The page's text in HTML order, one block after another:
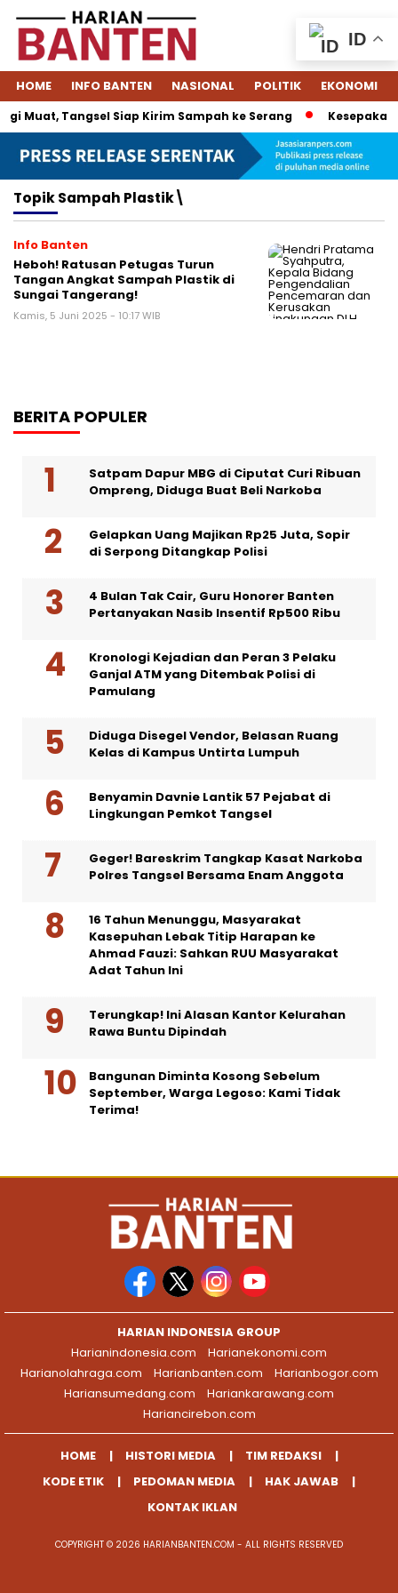
HOME INFO BANTEN NASIONAL POLITIK EKONOMI
Muat, Tangsel Siap Kirim Sampah ke Serang
TopikSampah Plastik\
Info Banten
Heboh! Ratusan Petugas Turun
Tangan Angkat Sampah Plastik di
Sungai Tangerang!
Kamis, 5 Juni 2025 - 10:17 WIB
BERITA POPULER
Satpam Dapur MBG di Ciputat Curi Ribuan
Ompreng, Diduga Buat Beli Narkoba
Gelapkan Uang Majikan Rp25 Juta, Sopir
di Serpong Ditangkap Polisi
4 Bulan Tak Cair, Guru Honorer Banten
Pertanyakan Nasib Insentif Rp500 Ribu
Kronologi Kejadian dan Peran 3 Pelaku
Ganjal ATM yang Ditembak Polisi di
Pamulang
Diduga Disegel Vendor, Belasan Ruang
Kelas di Kampus Untirta Lumpuh
Benyamin Davnie Lantik 57 Pejabat di
Lingkungan Pemkot Tangsel
Geger! Bareskrim Tangkap Kasat Narkoba
Polres Tangsel Bersama Enam Anggota
16 Tahun Menunggu, Masyarakat
Kasepuhan Lebak Titip Harapan ke
Ahmad Fauzi: Sahkan RUU Masyarakat
Adat Tahun Ini
Terungkap! Ini Alasan Kantor Kelurahan
Rawa Buntu Dipindah
Bangunan Diminta Kosong Sebelum
September, Warga Legoso: Kami Tidak
Terima!
ID
HARIAN INDONESIA GROUP
Harianindonesia.com
Harianekonomi.com
Harianolahraga.com
Harianbanten.com
Harianbogor.com
Hariansumedang.com
Hariankarawang.com
Hariancirebon.com
HOME HISTORI MEDIA
TIM REDAKSI
KODE ETIK
PEDOMAN MEDIA
HAK JAWAB
KONTAK IKLAN
COPYRIGHT © 2026 HARIANBANTEN.COM - ALL RIGHTS RESERVED